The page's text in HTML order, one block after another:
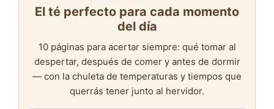
El té perfecto para cada momento
del día
10 páginas para acertar siempre: qué tomar al
despertar, después de comer y antes de dormir
— con la chuleta de temperaturas y tiempos que
querrás tener junto al hervidor.